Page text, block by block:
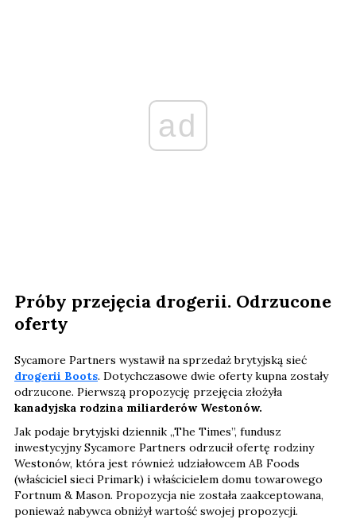
ad
Próby przejęcia drogerii. Odrzucone
oferty
Sycamore Partners wystawił na sprzedaż brytyjską sieć
drogerii Boots. Dotychczasowe dwie oferty kupna zostały
odrzucone. Pierwszą propozycję przejęcia złożyła
kanadyjska rodzina miliarderów Westonów.
Jak podaje brytyjski dziennik „The Times”, fundusz
inwestycyjny Sycamore Partners odrzucił ofertę rodziny
Westonów, która jest również udziałowcem AB Foods
(właściciel sieci Primark) i właścicielem domu towarowego
Fortnum & Mason. Propozycja nie została zaakceptowana,
ponieważ nabywca obniżył wartość swojej propozycji.